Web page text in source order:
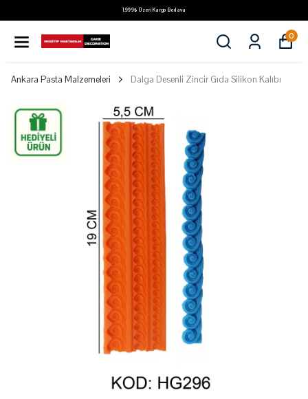
1.999₺ Üzeri Kargo Bedava
0
Ankara Pasta Malzemeleri Dalga Desenli Zincir Gıda Silikon Kalıbı